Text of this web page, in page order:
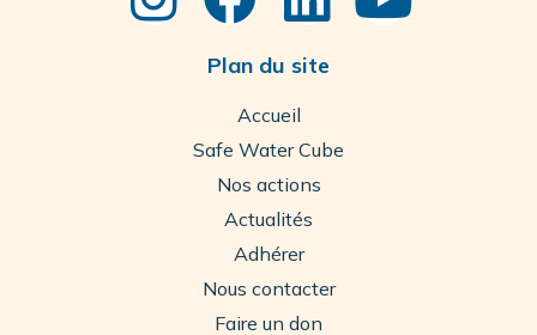
Plan du site
Accueil
Safe Water Cube
Nos actions
Actualités
Adhérer
Nous contacter
Faire un don